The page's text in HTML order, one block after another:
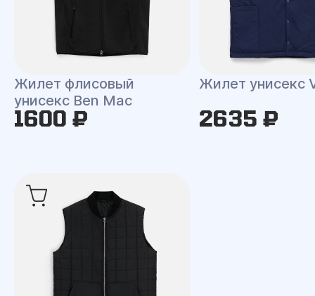
Жилет флисовый
унисекс Ben Mac
1600 ₽
Жилет унисекс
2635 ₽